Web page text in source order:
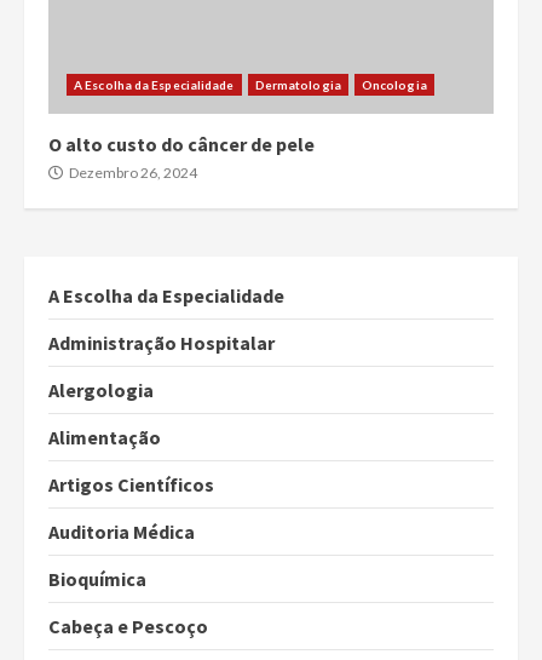
A Escolha da Especialidade Dermatologia Oncologia
O alto custo do câncer de pele
Dezembro 26, 2024
A Escolha da Especialidade
Administração Hospitalar
Alergologia
Alimentação
Artigos Científicos
Auditoria Médica
Bioquímica
Cabeça e Pescoço